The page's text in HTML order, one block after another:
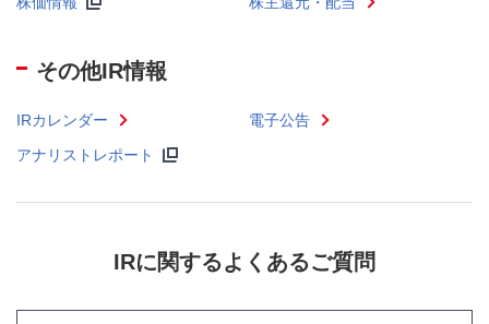
その他IR情報
IRカレンダー
電子公告
アナリストレポート
IRに関するよくあるご質問